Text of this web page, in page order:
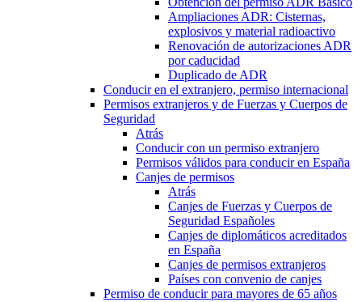
Ampliaciones ADR: Cisternas,
explosivos y material radioactivo
Renovación de autorizaciones ADR
por caducidad
Duplicado de ADR
Conducir en el extranjero, permiso internacional
Permisos extranjeros y de Fuerzas y Cuerpos de
Seguridad
Atrás
Conducir con un permiso extranjero
Permisos válidos para conducir en España
Canjes de permisos
Atrás
Canjes de Fuerzas y Cuerpos de
Seguridad Españoles
Canjes de diplomáticos acreditados
en España
Canjes de permisos extranjeros
Países con convenio de canjes
Permiso de conducir para mayores de 65 años